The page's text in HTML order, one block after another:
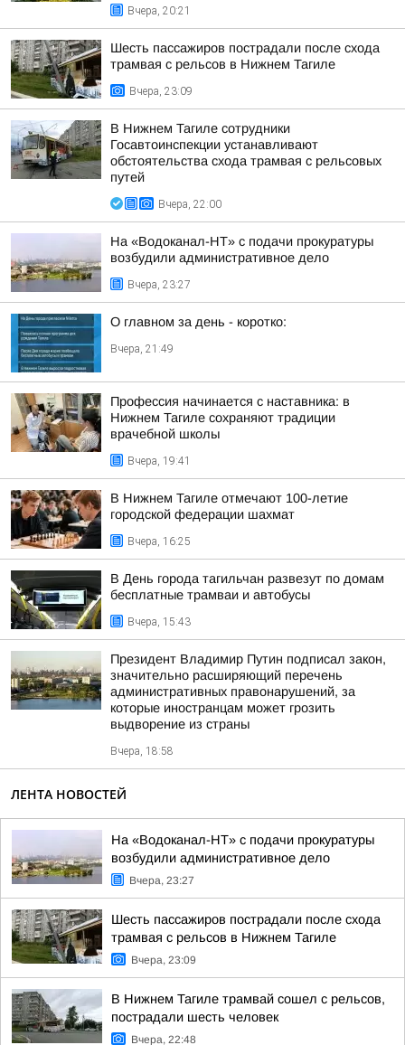
Вчера, 20:21
Шесть пассажиров пострадали после схода
трамвая с рельсов в Нижнем Тагиле
Вчера, 23:09
В Нижнем Тагиле сотрудники
Госавтоинспекции устанавливают
обстоятельства схода трамвая с рельсовых
путей
Вчера, 22:00
На «Водоканал-НТ» с подачи прокуратуры
возбудили административное дело
Вчера, 23:27
О главном за день - коротко:
Вчера, 21:49
Профессия начинается с наставника: в
Нижнем Тагиле сохраняют традиции
врачебной школы
Вчера, 19:41
В Нижнем Тагиле отмечают 100-летие
городской федерации шахмат
Вчера, 16:25
В День города тагильчан развезут по домам
бесплатные трамваи и автобусы
Вчера, 15:43
Президент Владимир Путин подписал закон,
значительно расширяющий перечень
административных правонарушений, за
которые иностранцам может грозить
выдворение из страны
Вчера, 18:58
ЛЕНТА НОВОСТЕЙ
На «Водоканал-НТ» с подачи прокуратуры
возбудили административное дело
Вчера, 23:27
Шесть пассажиров пострадали после схода
трамвая с рельсов в Нижнем Тагиле
Вчера, 23:09
В Нижнем Тагиле трамвай сошел с рельсов,
пострадали шесть человек
Вчера, 22:48